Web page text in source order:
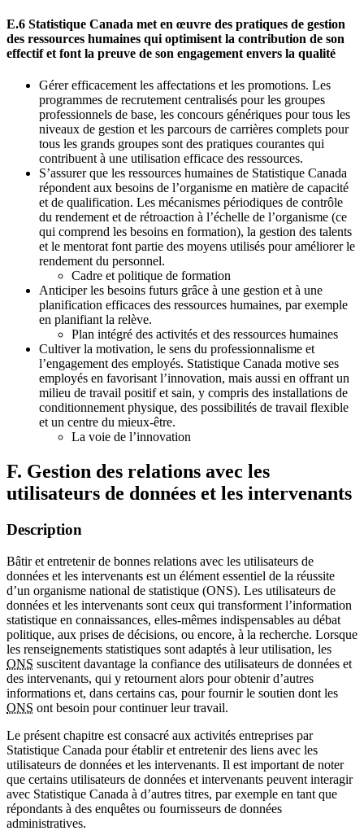
E.6 Statistique Canada met en œuvre des pratiques de gestion
des ressources humaines qui optimisent la contribution de son
effectif et font la preuve de son engagement envers la qualité
Gérer efficacement les affectations et les promotions. Les
programmes de recrutement centralisés pour les groupes
professionnels de base, les concours génériques pour tous les
niveaux de gestion et les parcours de carrières complets pour
tous les grands groupes sont des pratiques courantes qui
contribuent à une utilisation efficace des ressources.
S’assurer que les ressources humaines de Statistique Canada
répondent aux besoins de l’organisme en matière de capacité
et de qualification. Les mécanismes périodiques de contrôle
du rendement et de rétroaction à l’échelle de l’organisme (ce
qui comprend les besoins en formation), la gestion des talents
et le mentorat font partie des moyens utilisés pour améliorer le
rendement du personnel.
Cadre et politique de formation
Anticiper les besoins futurs grâce à une gestion et à une
planification efficaces des ressources humaines, par exemple
en planifiant la relève.
Plan intégré des activités et des ressources humaines
Cultiver la motivation, le sens du professionnalisme et
l’engagement des employés. Statistique Canada motive ses
employés en favorisant l’innovation, mais aussi en offrant un
milieu de travail positif et sain, y compris des installations de
conditionnement physique, des possibilités de travail flexible
et un centre du mieux-être.
La voie de l’innovation
F. Gestion des relations avec les
utilisateurs de données et les intervenants
Description
Bâtir et entretenir de bonnes relations avec les utilisateurs de
données et les intervenants est un élément essentiel de la réussite
d’un organisme national de statistique (ONS). Les utilisateurs de
données et les intervenants sont ceux qui transforment l’information
statistique en connaissances, elles-mêmes indispensables au débat
politique, aux prises de décisions, ou encore, à la recherche. Lorsque
les renseignements statistiques sont adaptés à leur utilisation, les
ONS suscitent davantage la confiance des utilisateurs de données et
des intervenants, qui y retournent alors pour obtenir d’autres
informations et, dans certains cas, pour fournir le soutien dont les
ONS ont besoin pour continuer leur travail.
Le présent chapitre est consacré aux activités entreprises par
Statistique Canada pour établir et entretenir des liens avec les
utilisateurs de données et les intervenants. Il est important de noter
que certains utilisateurs de données et intervenants peuvent interagir
avec Statistique Canada à d’autres titres, par exemple en tant que
répondants à des enquêtes ou fournisseurs de données
administratives.